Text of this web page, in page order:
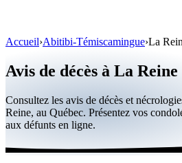
Personnalités publiques
Québec
Canada
International
Accueil›Abitibi-Témiscamingue›La
Avis de décès à La Reine
Consultez les avis de décès et
Reine, au Québec. Présentez vos
aux défunts en ligne.